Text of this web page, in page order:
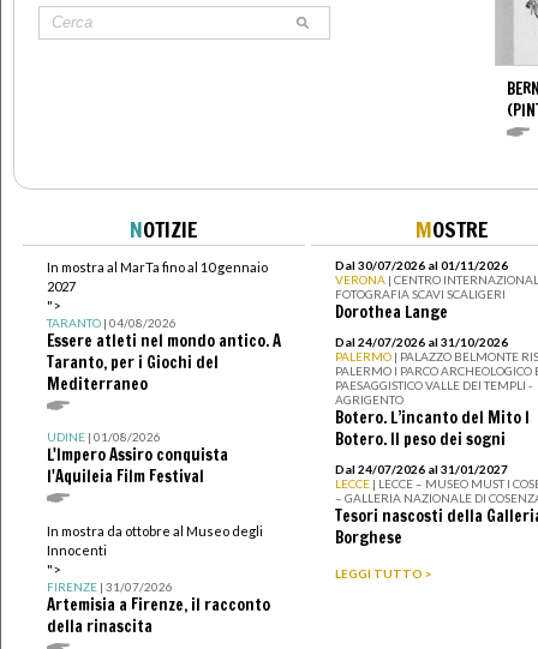
NOTIZIE
In mostra al MarTa fino al 10 gennaio
2027
">
TARANTO| 04/08/2026
Essere atleti nel mondo antico. A
Taranto, per i Giochi del
Mediterraneo
UDINE| 01/08/2026
L'Impero Assiro conquista
l'Aquileia Film Festival
In mostra da ottobre al Museo degli
Innocenti
">
FIRENZE| 31/07/2026
Artemisia a Firenze, il racconto
della rinascita
MOSTRE
Dal 30/07/2026 al 01/11/2026
VERONA | CENTRO
FOTOGRAFIA SCAVI SCALIGERI
Dorothea Lange
Dal 24/07/2026 al 31/10/2026
PALERMO | PALAZZO BELMONTE
PALERMO I PARCO ARCHEOLOGICO
PAESAGGISTICO VALLE DEI TEMPLI -
AGRIGENTO
Botero. L’incanto del Mito I
Botero. Il peso dei sogni
Dal 24/07/2026 al 31/01/2027
LECCE | LECCE – MUSEO MUST I
– GALLERIA NAZIONALE DI
Tesori nascosti della
Borghese
LEGGI TUTTO >